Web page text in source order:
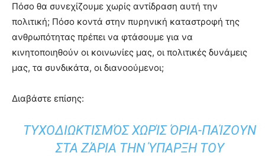
Πόσο θα συνεχίζουμε χωρίς αντίδραση αυτή την
πολιτική; Πόσο κοντά στην πυρηνική καταστροφή της
ανθρωπότητας πρέπει να φτάσουμε για να
κινητοποιηθούν οι κοινωνίες μας, οι πολιτικές δυνάμεις
μας, τα συνδικάτα, οι διανοούμενοι;
Διαβάστε επίσης:
ΤΥΧΟΔΙΩΚΤΙΣΜΌΣ ΧΩΡΊΣ ΌΡΙΑ-ΠΑΊΖΟΥΝ
ΣΤΑ ΖΆΡΙΑ ΤΗΝ ΎΠΑΡΞΗ ΤΟΥ